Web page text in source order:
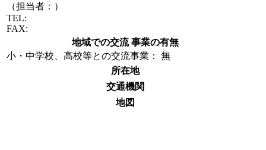
（担当者：）
TEL:
FAX:
地域での交流 事業の有無
小・中学校、高校等との交流事業： 無
所在地
交通機関
地図